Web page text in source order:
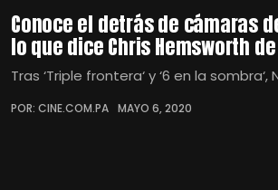
Conoce el detrás de cámaras
lo que dice Chris Hemsworth
Tras ‘Triple frontera‘ y ‘6 en la
POR: CINE.COM.PA MAYO 6, 2020